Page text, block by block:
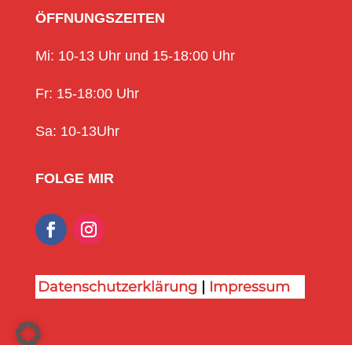
ÖFFNUNGSZEITEN
Mi: 10-13 Uhr und 15-18:00 Uhr
Fr: 15-18:00 Uhr
Sa: 10-13Uhr
FOLGE MIR
Datenschutzerklärung| Impressum